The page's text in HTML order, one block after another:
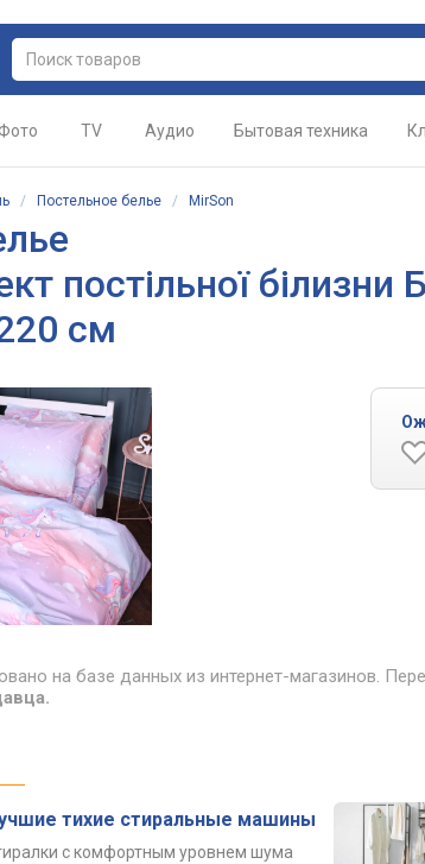
Фото TV Аудио Бытовая техника
/ Постельное белье / MirSon
постільної білизни
см
на базе данных из интернет-магазинов.
тихие стиральные машины
с комфортным уровнем шума